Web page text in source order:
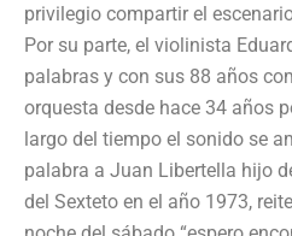
privilegio compartir el
Por su parte, el violinista
palabras y con sus 88 años
orquesta desde hace 34 años
largo del tiempo el sonido se
palabra a Juan Libertella hijo
del Sexteto en el año 1973,